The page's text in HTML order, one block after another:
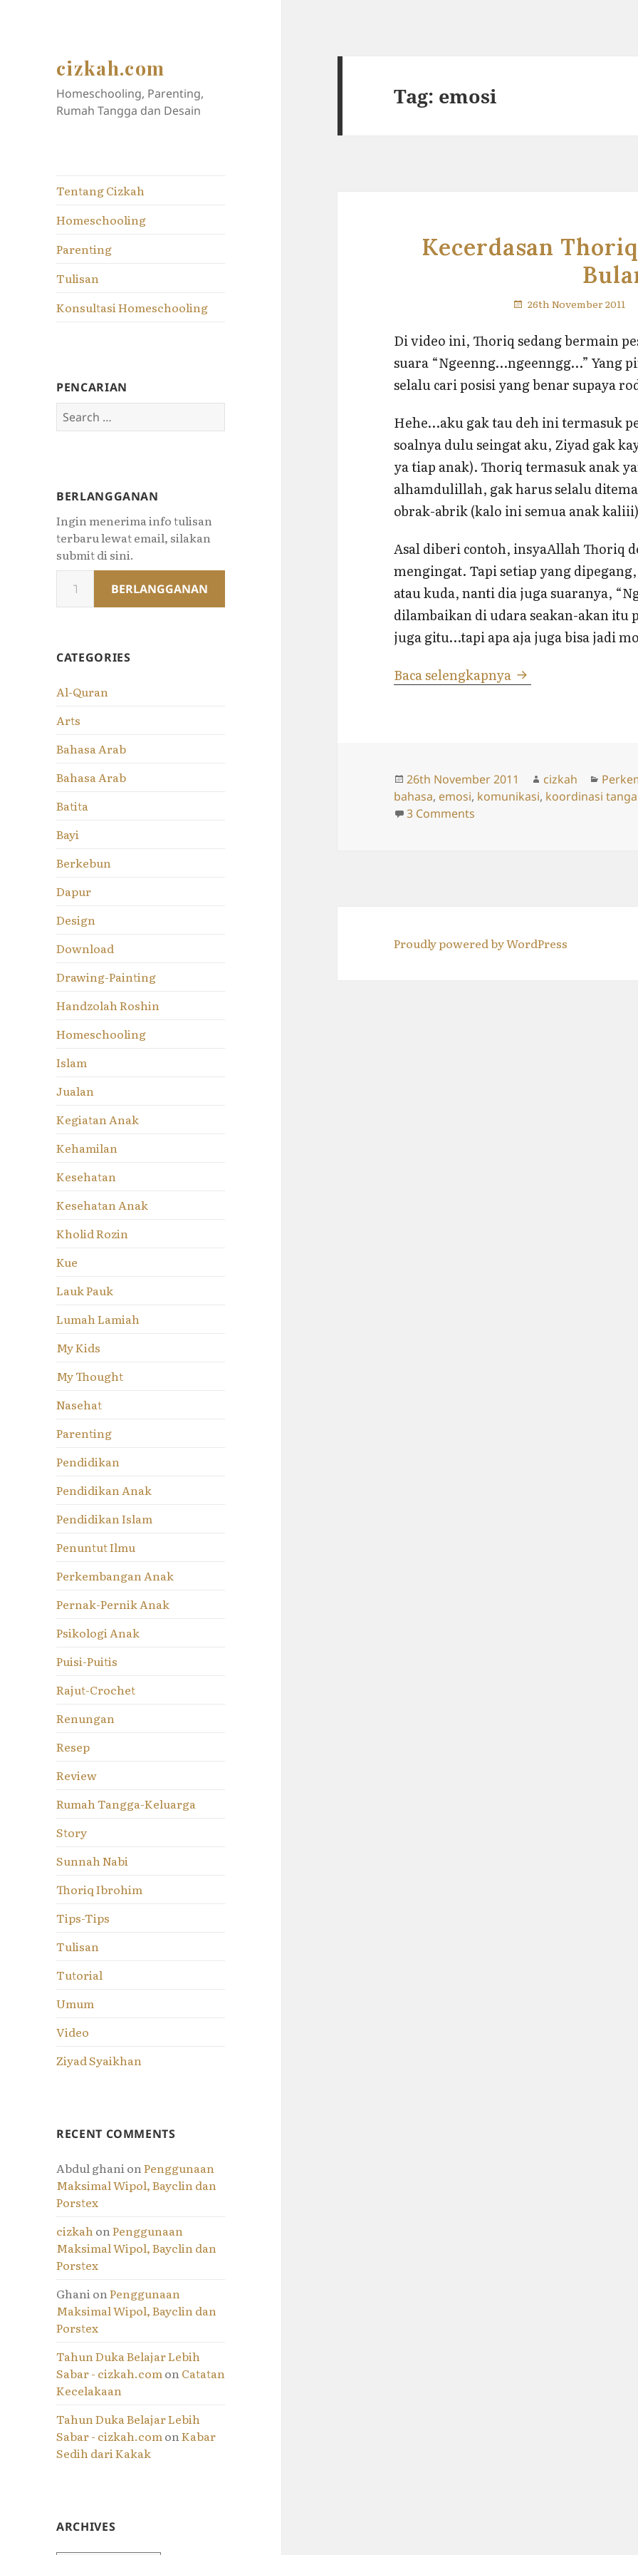
cizkah.com
Homeschooling, Parenting,
Rumah Tangga dan Desain
Tentang Cizkah
Homeschooling
Parenting
Tulisan
Konsultasi Homeschooling
PENCARIAN
Search
for:
BERLANGGANAN
Ingin menerima info tulisan
terbaru lewat email, silakan
submit di sini.
your
email…
BERLANGGANAN
CATEGORIES
Al-Quran
Arts
Bahasa Arab
Bahasa Arab
Batita
Bayi
Berkebun
Dapur
Design
Download
Drawing-Painting
Handzolah Roshin
Homeschooling
Islam
Jualan
Kegiatan Anak
Kehamilan
Kesehatan
Kesehatan Anak
Kholid Rozin
Kue
Lauk Pauk
Lumah Lamiah
My Kids
My Thought
Nasehat
Parenting
Pendidikan
Pendidikan Anak
Pendidikan Islam
Penuntut Ilmu
Perkembangan Anak
Pernak-Pernik Anak
Psikologi Anak
Puisi-Puitis
Rajut-Crochet
Renungan
Resep
Review
Rumah Tangga-Keluarga
Story
Sunnah Nabi
Thoriq Ibrohim
Tips-Tips
Tulisan
Tutorial
Umum
Video
Ziyad Syaikhan
RECENT COMMENTS
Abdul ghanionPenggunaan
Maksimal Wipol, Bayclin dan
Porstex
cizkahonPenggunaan
Maksimal Wipol, Bayclin dan
Porstex
GhanionPenggunaan
Maksimal Wipol, Bayclin dan
Porstex
Tahun Duka Belajar Lebih
Sabar - cizkah.comonCatatan
Kecelakaan
Tahun Duka Belajar Lebih
Sabar - cizkah.comonKabar
Sedih dari Kakak
ARCHIVES
Tag: emosi
Kecerdasan
26th November 2011
Di video ini, Thoriq sedang bermain
suara “Ngeenng…ngeenngg…” Yang
selalu cari posisi yang benar supaya
Hehe…aku gak tau deh ini termasuk
soalnya dulu seingat aku, Ziyad gak
ya tiap anak). Thoriq termasuk anak
alhamdulillah, gak harus selalu
obrak-abrik (kalo ini semua anak
Asal diberi contoh, insyaAllah Thoriq
mengingat. Tapi setiap yang
atau kuda, nanti dia juga suaranya,
dilambaikan di udara seakan-akan itu
juga gitu…tapi apa aja juga bisa jadi
Baca selengkapnya Kecerdasan Thoriq
Posted
on
26th November 2011 Author
cizkah
bahasa, emosi, komunikasi, koordinasi
3 Comments
Proudly powered by WordPress